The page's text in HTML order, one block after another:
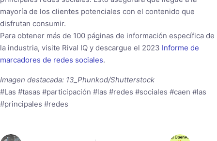
mayoría de los clientes potenciales con el contenido que
disfrutan consumir.
Para obtener más de 100 páginas de información específica de
la industria, visite Rival IQ y descargue el 2023 Informe de
marcadores de redes sociales.
Imagen destacada: 13_Phunkod/Shutterstock
#Las #tasas #participación #las #redes #sociales #caen #las
#principales #redes